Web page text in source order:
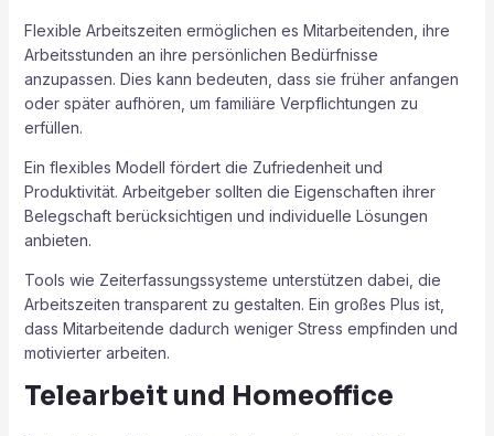
Flexible Arbeitszeiten ermöglichen es Mitarbeitenden, ihre
Arbeitsstunden an ihre persönlichen Bedürfnisse
anzupassen. Dies kann bedeuten, dass sie früher anfangen
oder später aufhören, um familiäre Verpflichtungen zu
erfüllen.
Ein flexibles Modell fördert die Zufriedenheit und
Produktivität. Arbeitgeber sollten die Eigenschaften ihrer
Belegschaft berücksichtigen und individuelle Lösungen
anbieten.
Tools wie Zeiterfassungssysteme unterstützen dabei, die
Arbeitszeiten transparent zu gestalten. Ein großes Plus ist,
dass Mitarbeitende dadurch weniger Stress empfinden und
motivierter arbeiten.
Telearbeit und Homeoffice